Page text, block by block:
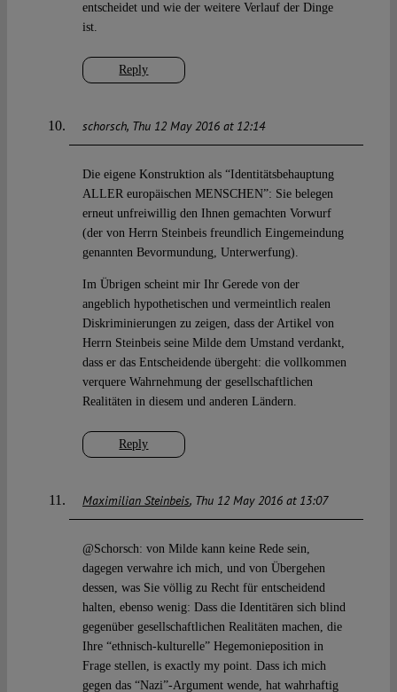
Reply
entscheidet und wie der weitere Verlauf der Dinge
ist.
schorsch Thu 12 May 2016 at 12:14
Reply
Die eigene Konstruktion als “Identitätsbehauptung
ALLER europäischen MENSCHEN”: Sie belegen
erneut unfreiwillig den Ihnen gemachten Vorwurf
(der von Herrn Steinbeis freundlich Eingemeindung
genannten Bevormundung, Unterwerfung).
Im Übrigen scheint mir Ihr Gerede von der
angeblich hypothetischen und vermeintlich realen
Diskriminierungen zu zeigen, dass der Artikel von
Herrn Steinbeis seine Milde dem Umstand verdankt,
dass er das Entscheidende übergeht: die vollkommen
verquere Wahrnehmung der gesellschaftlichen
Realitäten in diesem und anderen Ländern.
Maximilian Steinbeis Thu 12 May 2016 at 13:07
@Schorsch: von Milde kann keine Rede sein,
dagegen verwahre ich mich, und von Übergehen
dessen, was Sie völlig zu Recht für entscheidend
halten, ebenso wenig: Dass die Identitären sich blind
gegenüber gesellschaftlichen Realitäten machen, die
Ihre “ethnisch-kulturelle” Hegemonieposition in
Frage stellen, is exactly my point. Dass ich mich
gegen das “Nazi”-Argument wende, hat wahrhaftig